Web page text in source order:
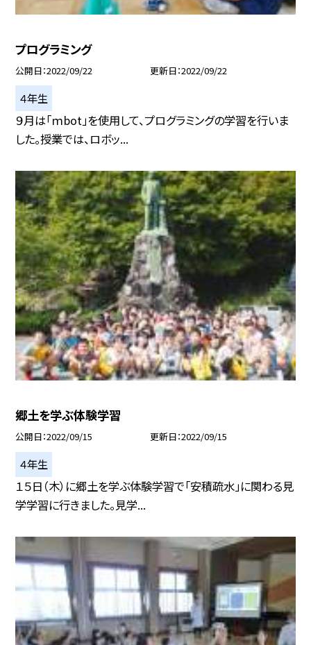
プログラミング
公開日 2022/09/22 更新日 2022/09/22
４年生
９月は「ｍbot」を使用して、プログラミングの学習を行いま
した。授業では、ロボッ...
郷土を学ぶ体験学習
公開日 2022/09/15 更新日 2022/09/15
４年生
１５日（木）に郷土を学ぶ体験学習で「安積疏水」に関わる見
学学習に行きました。見学...